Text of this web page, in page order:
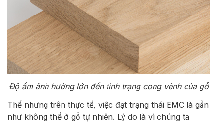
Độ ẩm ảnh hưởng lớn đến tình trạng cong vênh của gỗ
Thế nhưng trên thực tế, việc đạt trạng thái EMC là gần
như không thể ở gỗ tự nhiên. Lý do là vì chúng ta